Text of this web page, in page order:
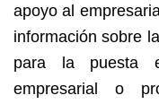
apoyo al
información sobre
para la puesta
empresarial o